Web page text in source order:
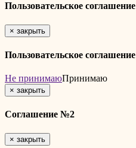
Пользовательское соглашение
× закрыть
Пользовательское соглашение
Не принимаюПринимаю
× закрыть
Соглашение №2
× закрыть